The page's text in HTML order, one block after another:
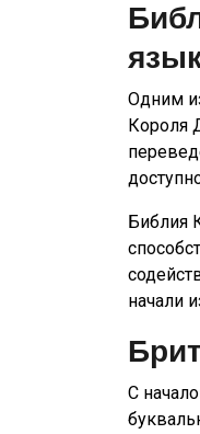
Одним
Короля
Библия
начали
С